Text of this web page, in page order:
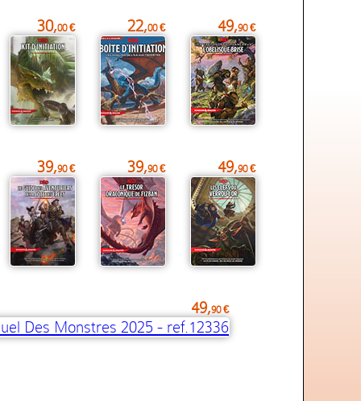
30,00 € 22,00 € 49,90 €
39,90 € 39,90 € 49,90 €
49,90 €